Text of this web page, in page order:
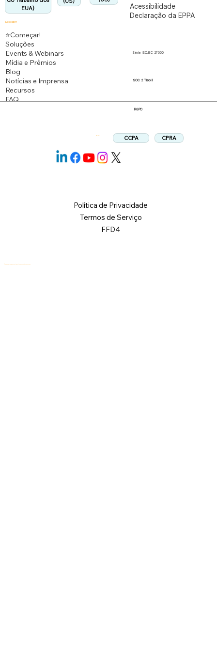
EUA)
Descobrir
⭐Começar!
Soluções
Events & Webinars
Mídia e Prêmios
Blog
Notícias e Imprensa
Recursos
FAQ
Acessibilidade
Declaração da EPPA
Série ISO/IEC 27000
Política de Privacidade
Termos de Serviço
FFD4
SOC 2 Tipo II
RGPD
CCPA CPRA